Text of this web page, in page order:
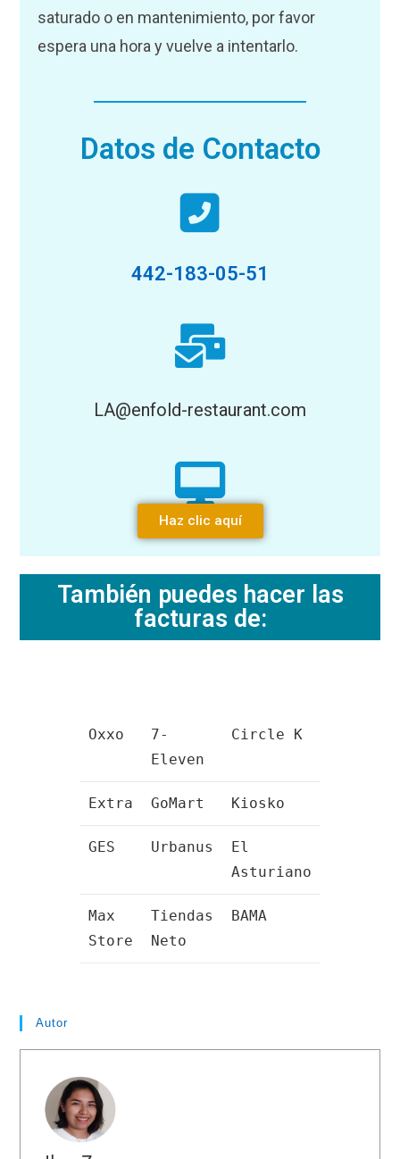
saturado o en mantenimiento, por favor
espera una hora y vuelve a intentarlo.
Datos de Contacto
442-183-05-51
LA@enfold-restaurant.com
Haz clic aquí
También puedes hacer las
facturas de:
Oxxo
7-
Eleven
Circle K
Extra GoMart Kiosko
GES Urbanus
El
Asturiano
Max
Store
Tiendas
Neto
BAMA
Autor